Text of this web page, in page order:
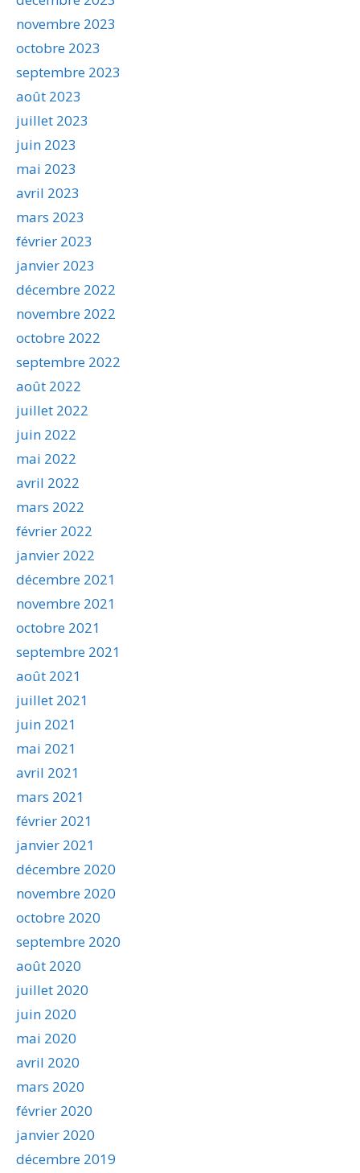
novembre 2023
octobre 2023
septembre 2023
août 2023
juillet 2023
juin 2023
mai 2023
avril 2023
mars 2023
février 2023
janvier 2023
décembre 2022
novembre 2022
octobre 2022
septembre 2022
août 2022
juillet 2022
juin 2022
mai 2022
avril 2022
mars 2022
février 2022
janvier 2022
décembre 2021
novembre 2021
octobre 2021
septembre 2021
août 2021
juillet 2021
juin 2021
mai 2021
avril 2021
mars 2021
février 2021
janvier 2021
décembre 2020
novembre 2020
octobre 2020
septembre 2020
août 2020
juillet 2020
juin 2020
mai 2020
avril 2020
mars 2020
février 2020
janvier 2020
décembre 2019